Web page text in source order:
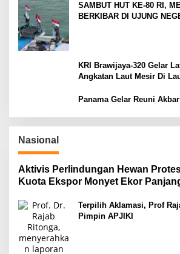
SAMBUT HUT KE-80 RI,
BERKIBAR DI UJUNG
KRI Brawijaya-320 Gelar
Angkatan Laut Mesir Di
Panama Gelar Reuni
Nasional
Aktivis Perlindungan Hewan
Kuota Ekspor Monyet Ekor
Terpilih Aklamasi, Prof
Pimpin APJIKI